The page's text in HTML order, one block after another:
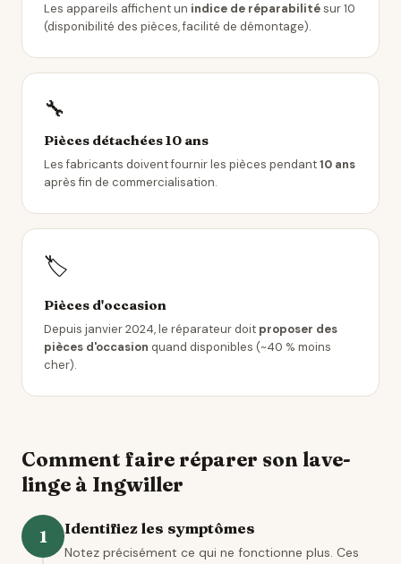
Les appareils affichent un indice de réparabilitésur 10
(disponibilité des pièces, facilité de démontage).
🔧
Pièces détachées 10 ans
Les fabricants doivent fournir les pièces pendant10 ans
après fin de commercialisation.
🏷️
Pièces d'occasion
Depuis janvier 2024, le réparateur doit proposer des
pièces d'occasion quand disponibles (~40 % moins
cher).
Comment faire réparer son lave-
linge à Ingwiller
1 Identifiez les symptômes
Notez précisément ce qui ne fonctionne plus. Ces